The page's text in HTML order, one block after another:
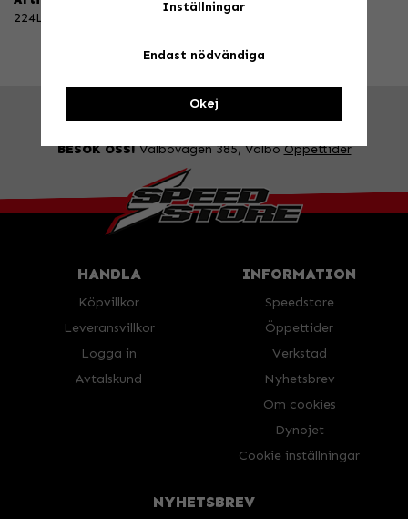
224L-520-50
FRÅGA OSS!Tel. 026-270030 /info@speedstore.nu
BESÖK OSS!Valbovägen 385, ValboÖppettider
HANDLA
Köpvillkor
Leveransvillkor
Logga in
Avtalskund
INFORMATION
Speedstore
Öppettider
Verkstad
Nyhetsbrev
Om cookies
Dynojet
Cookie inställningar
NYHETSBREV
Inställningar
Endast nödvändiga
Okej